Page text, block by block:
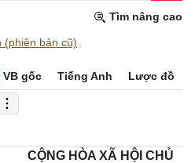
Tìm nâng cao
(phiên bản cũ)
VB gốc Tiếng Anh Lược đồ
CỘNG HÒA XÃ HỘI CHỦ